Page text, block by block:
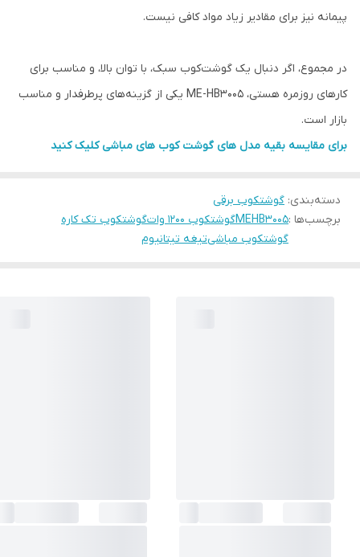
پیمانه نیز برای مقادیر زیاد مواد کافی نیست.
در مجموع، اگر دنبال یک گوشت‌کوب سبک، با توان بالا، و مناسب برای
کارهای روزمره هستی، ME-HB3005 یکی از گزینه‌های پرطرفدار و مناسب
بازار است.
برای مقایسه بقیه مدل های گوشت کوب های مباشی کلیک کنید
دسته‌بندی: گوشتکوب برقی
برچسب‌ها :MEHB3005گوشتکوب ۱۲۰۰ وات
گوشتکوب تک کاره
گوشتکوب مباشیتیغه تیتانیوم